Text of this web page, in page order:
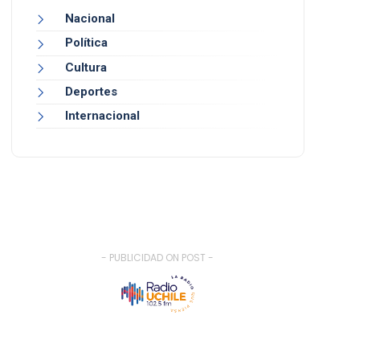
Nacional
Política
Cultura
Deportes
Internacional
- PUBLICIDAD ON POST -